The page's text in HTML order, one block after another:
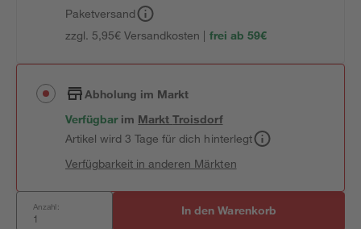
Paketversand
zzgl. 5,95€ Versandkosten | frei ab 59€
Abholung im Markt
Verfügbar im MarktTroisdorf
Artikel wird 3 Tage für dich hinterlegt
Verfügbarkeit in anderen Märkten
Anzahl: In den Warenkorb